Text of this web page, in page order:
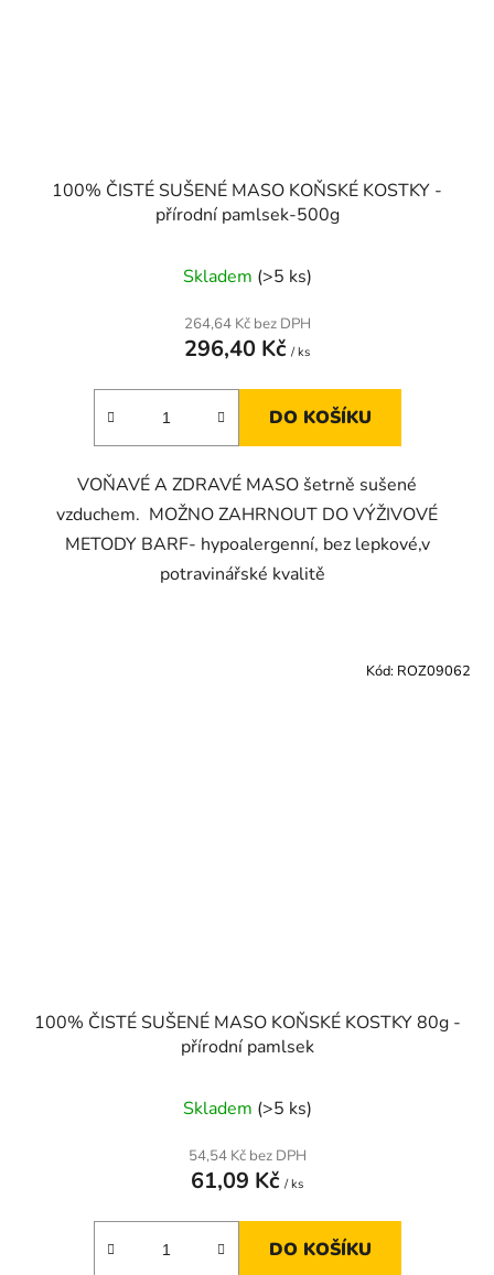
100% ČISTÉ SUŠENÉ MASO KOŇSKÉ KOSTKY -
přírodní pamlsek-500g
Skladem (>5 ks)
264,64 Kč bez DPH
296,40 Kč / ks
DO KOŠÍKU
VOŇAVÉ A ZDRAVÉ MASO šetrně sušené
vzduchem. MOŽNO ZAHRNOUT DO VÝŽIVOVÉ
METODY BARF- hypoalergenní, bez lepkové,v
potravinářské kvalitě
100% ČISTÉ SUŠENÉ MASO KOŇSKÉ KOSTKY 80g -
přírodní pamlsek
Skladem (>5 ks)
54,54 Kč bez DPH
61,09 Kč / ks
DO KOŠÍKU
Kód: ROZ09062